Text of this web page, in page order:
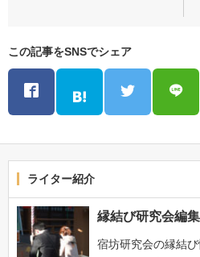
この記事をSNSでシェア
ライター紹介
縁結び研究会編
宿坊研究会の縁結